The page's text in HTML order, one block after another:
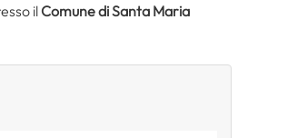
ilComune di Santa Maria